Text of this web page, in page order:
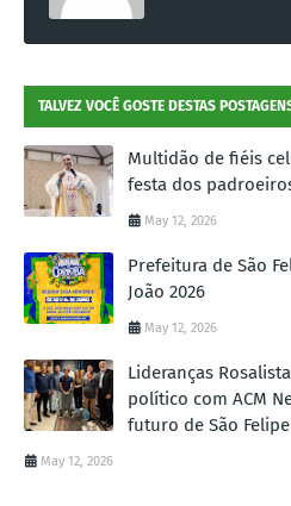
TALVEZ VOCÊ GOSTE DESTAS
Multidão de fiéis
festa dos
May 12, 2026
Prefeitura de São
João 2026
May 12, 2026
Lideranças
político com ACM
futuro de São Felipe
May 12, 2026